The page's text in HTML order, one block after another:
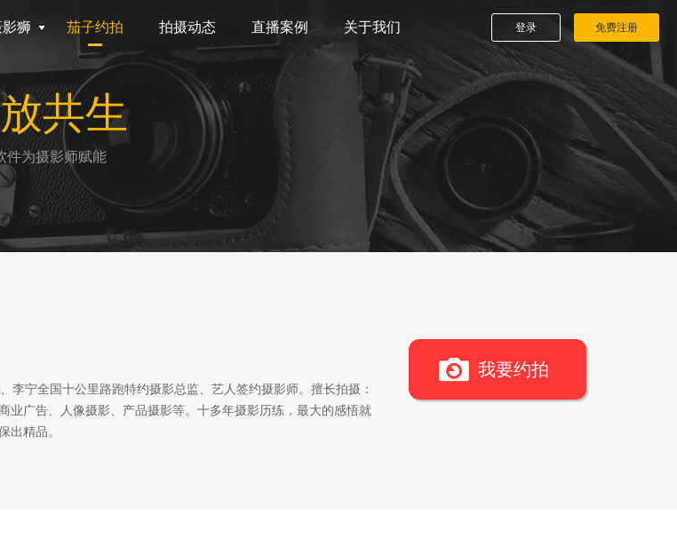
狮 茄子约拍 拍摄动态 直播案例 关于我们 登录 免费注册
共生
件为摄影师赋能
李宁全国十公里路跑特约摄影总监、艺人签约摄影师。擅长拍摄：
业广告、人像摄影、产品摄影等。十多年摄影历练，最大的感悟就
出精品。
我要约拍